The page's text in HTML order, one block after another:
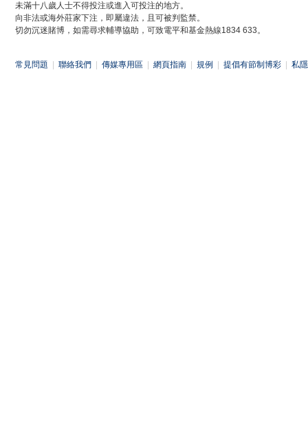
未滿十八歲人士不得投注或進入可投注的地方。
向非法或海外莊家下注，即屬違法，且可被判監禁。
切勿沉迷賭博，如需尋求輔導協助，可致電平和基金熱線1834 633。
常見問題 聯絡我們 傳媒專用區 網頁指南 規例 提倡有節制博彩 私